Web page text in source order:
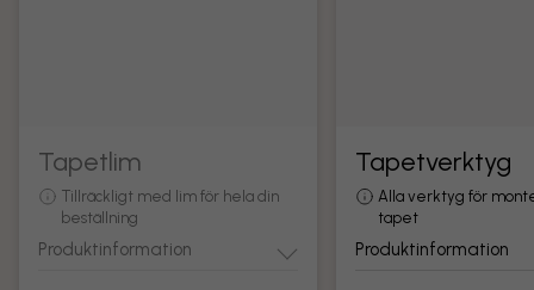
Tapetlim
Tillräckligt med lim för hela din
beställning
Produktinformation
Tapetverktyg
Alla verktyg för
tapet
Produktinformation